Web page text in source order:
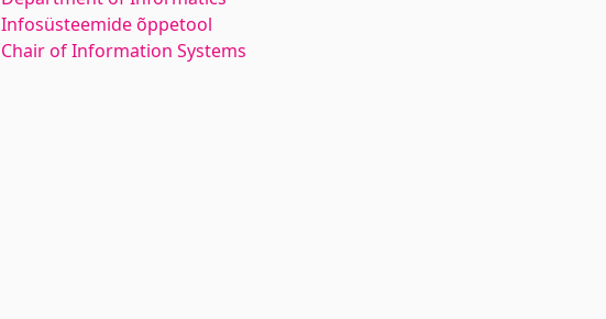
Infosüsteemide õppetool
Chair of Information Systems